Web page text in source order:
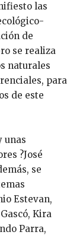
las
de
se realiza
naturales
para
de este
unas
?José
se
Estevan,
Kira
Parra,